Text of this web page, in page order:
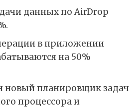
данных по AirDrop
в приложении
на 50%
новый планировщик задач
процессора и